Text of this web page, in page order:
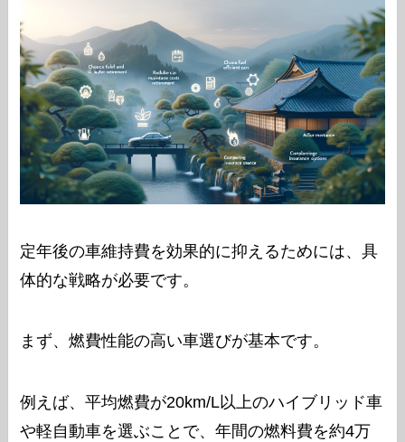
定年後の車維持費を効果的に抑えるためには、具
体的な戦略が必要です。
まず、燃費性能の高い車選びが基本です。
例えば、平均燃費が20km/L以上のハイブリッド車
や軽自動車を選ぶことで、年間の燃料費を約4万